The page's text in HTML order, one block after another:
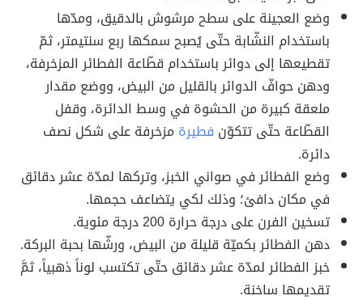
وضع العجينة على سطح مرشوش بالدقيق، ومدّها
باستخدام النشّابة حتّى يُصبح سمكها ربع سنتيمتر، ثمّ
تقطيعها إلى دوائر باستخدام قطّاعة الفطائر المزخرفة،
ودهن حوافّ الدوائر بالقليل من البيض، ووضع مقدار
ملعقة كبيرة من الحشوة في وسط الدائرة، وقفل
القطّاعة حتّى تتكوّن فطيرة مزخرفة على شكل نصف
دائرة.
وضع الفطائر في صواني الخبز، وتركها لمدّة عشر دقائق
في مكان دافئ؛ وذلك لكي يتضاعف حجمها.
تسخين الفرن على درجة حرارة 200 درجة مئوية.
دهن الفطائر بكميّة قليلة من البيض، ورشّها بحبة البركة.
خبز الفطائر لمدّة عشر دقائق حتّى تكتسب لوناً ذهبياً، ثمَّ
تقديمها ساخنة.